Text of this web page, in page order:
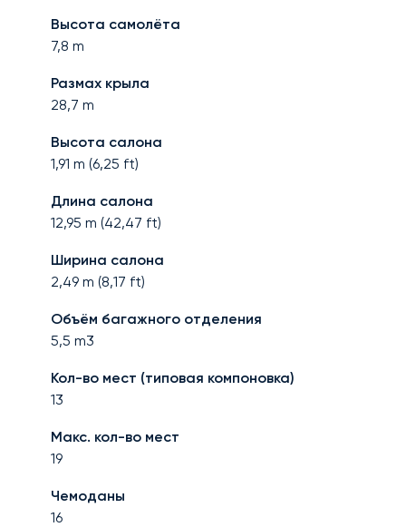
Высота самолёта
7,8 m
Размах крыла
28,7 m
Высота салона
1,91 m (6,25 ft)
Длина салона
12,95 m (42,47 ft)
Ширина салона
2,49 m (8,17 ft)
Объём багажного отделения
5,5 m3
Кол-во мест (типовая компоновка)
13
Макс. кол-во мест
19
Чемоданы
16